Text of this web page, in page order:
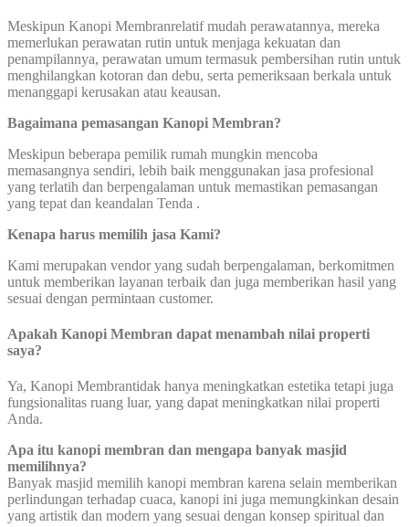
Meskipun Kanopi Membranrelatif mudah perawatannya, mereka
memerlukan perawatan rutin untuk menjaga kekuatan dan
penampilannya, perawatan umum termasuk pembersihan rutin untuk
menghilangkan kotoran dan debu, serta pemeriksaan berkala untuk
menanggapi kerusakan atau keausan.
Bagaimana pemasangan Kanopi Membran?
Meskipun beberapa pemilik rumah mungkin mencoba
memasangnya sendiri, lebih baik menggunakan jasa profesional
yang terlatih dan berpengalaman untuk memastikan pemasangan
yang tepat dan keandalan Tenda .
Kenapa harus memilih jasa Kami?
Kami merupakan vendor yang sudah berpengalaman, berkomitmen
untuk memberikan layanan terbaik dan juga memberikan hasil yang
sesuai dengan permintaan customer.
Apakah Kanopi Membran dapat menambah nilai properti
saya?
Ya, Kanopi Membrantidak hanya meningkatkan estetika tetapi juga
fungsionalitas ruang luar, yang dapat meningkatkan nilai properti
Anda.
Apa itu kanopi membran dan mengapa banyak masjid
memilihnya?
Banyak masjid memilih kanopi membran karena selain memberikan
perlindungan terhadap cuaca, kanopi ini juga memungkinkan desain
yang artistik dan modern yang sesuai dengan konsep spiritual dan